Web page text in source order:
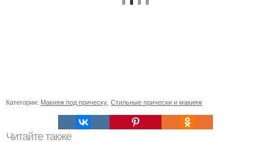
Категории: Макияж под прическу Стильные прически и макияж
Читайте также